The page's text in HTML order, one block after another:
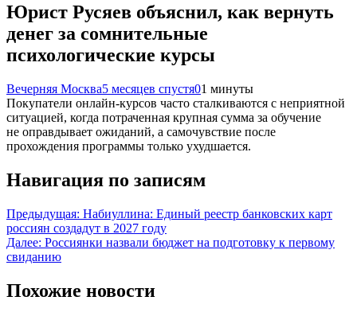
Юрист Русяев объяснил, как вернуть
денег за сомнительные
психологические курсы
Вечерняя Москва5 месяцев спустя01 минуты
Покупатели онлайн-курсов часто сталкиваются с неприятной
ситуацией, когда потраченная крупная сумма за обучение
не оправдывает ожиданий, а самочувствие после
прохождения программы только ухудшается.
Навигация по записям
Предыдущая: Набиуллина: Единый реестр банковских карт
россиян создадут в 2027 году
Далее: Россиянки назвали бюджет на подготовку к первому
свиданию
Похожие новости